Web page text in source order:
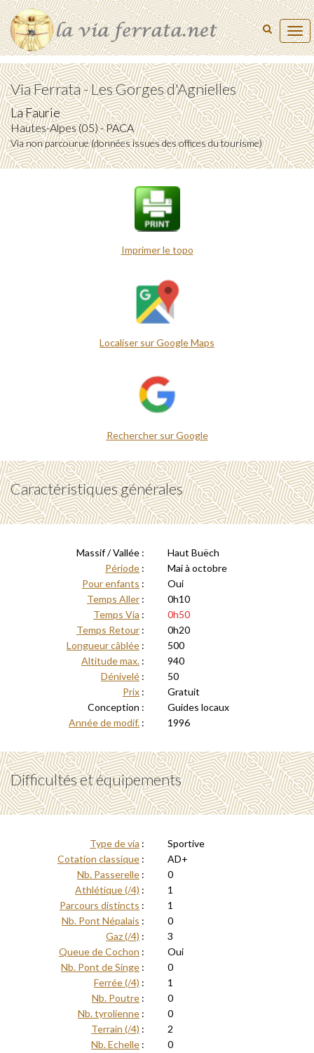
Via Ferrata - Les Gorges d'Agnielles
La Faurie
Hautes-Alpes (05) - PACA
Via non parcourue (données issues des offices du tourisme)
Imprimer le topo
Localiser sur Google Maps
Rechercher sur Google
Caractéristiques générales
Massif / Vallée :
Haut Buëch
Période :
Mai à octobre
Pour enfants :
Oui
Temps Aller :
0h10
Temps Via :
0h50
Temps Retour :
0h20
Longueur câblée :
500
Altitude max. :
940
Dénivelé :
50
Prix :
Gratuit
Conception :
Guides locaux
Année de modif. : 1996
Difficultés et équipements
Type de via :
Sportive
Cotation classique :
AD+
Nb. Passerelle :
0
Athlétique (/4) :
1
Parcours distincts :
1
Nb. Pont Népalais :
0
Gaz (/4) :
3
Queue de Cochon :
Oui
Nb. Pont de Singe :
0
Ferrée (/4) :
1
Nb. Poutre :
0
Nb. tyrolienne :
0
Terrain (/4) :
2
Nb. Echelle :
0